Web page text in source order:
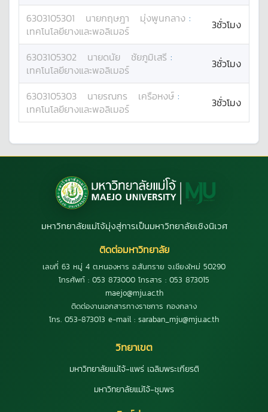
6303105301 นายกฤษฎา มุ่งพูนกลาง :
เทคโนโลยียางและพอลิเมอร์
3ชั่วโมง
6303105302 นายดนัย ชัยภูมิเสรี :
เทคโนโลยียางและพอลิเมอร์
3ชั่วโมง
6303105303 นายรณกร เครือหงษ์ :
เทคโนโลยียางและพอลิเมอร์
3ชั่วโมง
มหาวิทยาลัยแม่โจ้มุ่งสู่การเป็นมหาวิทยาลัยเชิงนิเวศ
ติดต่อมหาวิทยาลัย
เลขที่ 63 หมู่ 4 ต.หนองหาร อ.สันทราย จ.เชียงใหม่ 50290
โทรศัพท์ : 053 873000 โทรสาร : 053 873015
maejo@mju.ac.th
ติดต่องานเอกสารทางราชการ กองกลาง
โทร. 053-873013 e-mail : saraban_mju@mju.ac.th
วิทยาเขต
มหาวิทยาลัยแม่โจ้-แพร่ เฉลิมพระเกียรติ
มหาวิทยาลัยแม่โจ้-ชุมพร